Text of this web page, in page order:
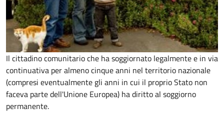
Il cittadino comunitario che ha soggiornato legalmente e in via
continuativa per almeno cinque anni nel territorio nazionale
(compresi eventualmente gli anni in cui il proprio Stato non
faceva parte dell'Unione Europea) ha diritto al soggiorno
permanente.